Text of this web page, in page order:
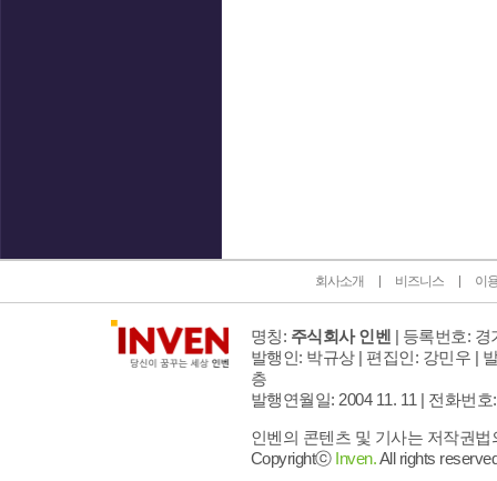
회사소개 비즈니스 이
명칭: 주식회사 인벤 | 등록번호: 경
발행인: 박규상 | 편집인: 강민우 |
층
발행연월일: 2004 11. 11 | 전화번호
인벤의 콘텐츠 및 기사는 저작권
Copyrightⓒ Inven.All rights